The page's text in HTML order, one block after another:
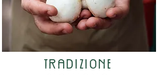
tRaDiziOnE